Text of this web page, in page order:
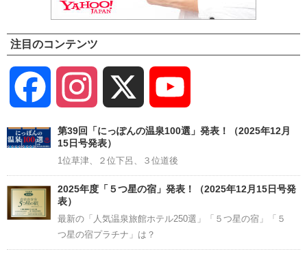
注目のコンテンツ
Facebook Instagram
Channel
第39回「にっぽんの温泉100選」発表！（2025年12月
15日号発表）
1位草津、２位下呂、３位道後
2025年度「５つ星の宿」発表！（2025年12月15日号発
表）
最新の「人気温泉旅館ホテル250選」「５つ星の宿」「５
つ星の宿プラチナ」は？